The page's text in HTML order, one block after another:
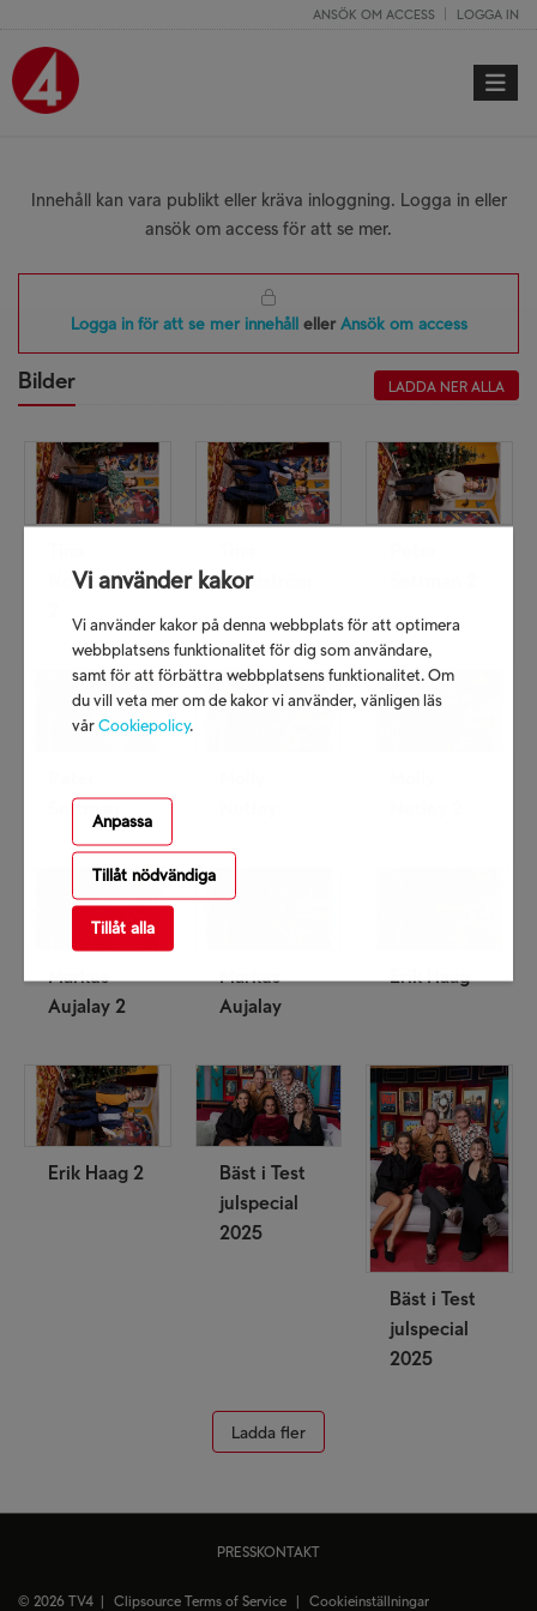
Vi använder kakor
Vi använder kakor på denna webbplats för att optimera
webbplatsens funktionalitet för dig som användare,
samt för att förbättra webbplatsens funktionalitet. Om
du vill veta mer om de kakor vi använder, vänligen läs
vårCookiepolicy.
Anpassa
Tillåt nödvändiga
Tillåt alla
ANSÖK OM ACCESS LOGGA IN
Toggle
Innehåll kan vara publikt eller kräva inloggning. Logga in eller
ansök om access för att se mer.
Logga in för att se mer innehåll eller Ansök om access
Bilder LADDA NER ALLA
Nordström
Nordström
Settman
Markus
Aujalay 2
Markus
Aujalay
Erik Haag
Erik Haag 2
Bäst i Test
julspecial
2025
Bäst i Test
julspecial
2025
Ladda fler
PRESSKONTAKT
© 2026 TV4 | Clipsource Terms of Service | Cookieinställningar